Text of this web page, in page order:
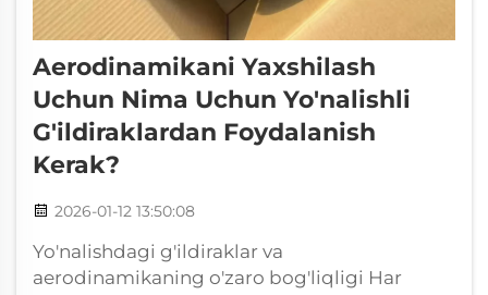
Aerodinamikani Yaxshilash
Uchun Nima Uchun Yo'nalishli
G'ildiraklardan Foydalanish
Kerak?
2026-01-12 13:50:08
Yo'nalishdagi g'ildiraklar va
aerodinamikaning o'zaro bog'liqligi Har